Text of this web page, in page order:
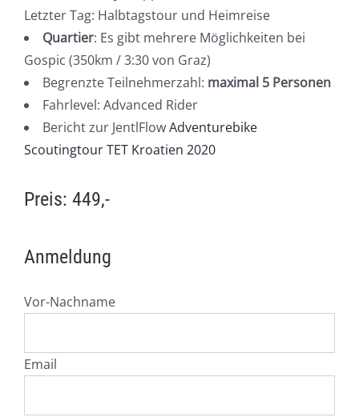
Letzter Tag: Halbtagstour und Heimreise
Quartier: Es gibt mehrere Möglichkeiten bei
Gospic (350km / 3:30 von Graz)
Begrenzte Teilnehmerzahl: maximal 5 Personen
Fahrlevel: Advanced Rider
Bericht zur JentlFlowAdventurebike
Scoutingtour TET Kroatien 2020
Preis: 449,-
Anmeldung
Vor-Nachname
Email